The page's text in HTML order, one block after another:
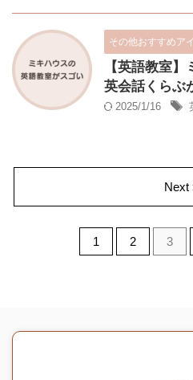
その他おすすめア
【英語教室
英会話くらぶ
2025/1/16
1 2 3
Next